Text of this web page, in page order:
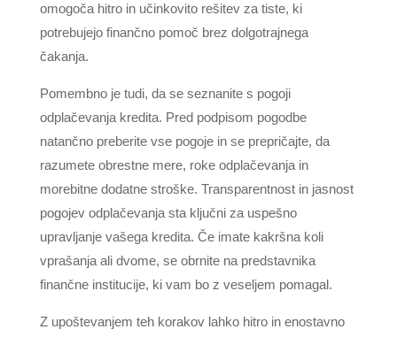
omogoča hitro in učinkovito rešitev za tiste, ki
potrebujejo finančno pomoč brez dolgotrajnega
čakanja.
Pomembno je tudi, da se seznanite s pogoji
odplačevanja kredita. Pred podpisom pogodbe
natančno preberite vse pogoje in se prepričajte, da
razumete obrestne mere, roke odplačevanja in
morebitne dodatne stroške. Transparentnost in jasnost
pogojev odplačevanja sta ključni za uspešno
upravljanje vašega kredita. Če imate kakršna koli
vprašanja ali dvome, se obrnite na predstavnika
finančne institucije, ki vam bo z veseljem pomagal.
Z upoštevanjem teh korakov lahko hitro in enostavno